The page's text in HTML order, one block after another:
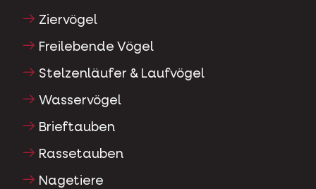
Ziervögel
Freilebende Vögel
Stelzenläufer & Laufvögel
Wasservögel
Brieftauben
Rassetauben
Nagetiere